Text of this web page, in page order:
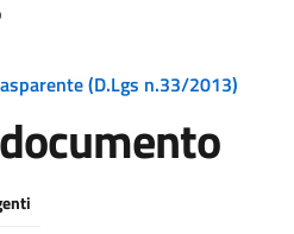
(D.Lgs n.33/2013)